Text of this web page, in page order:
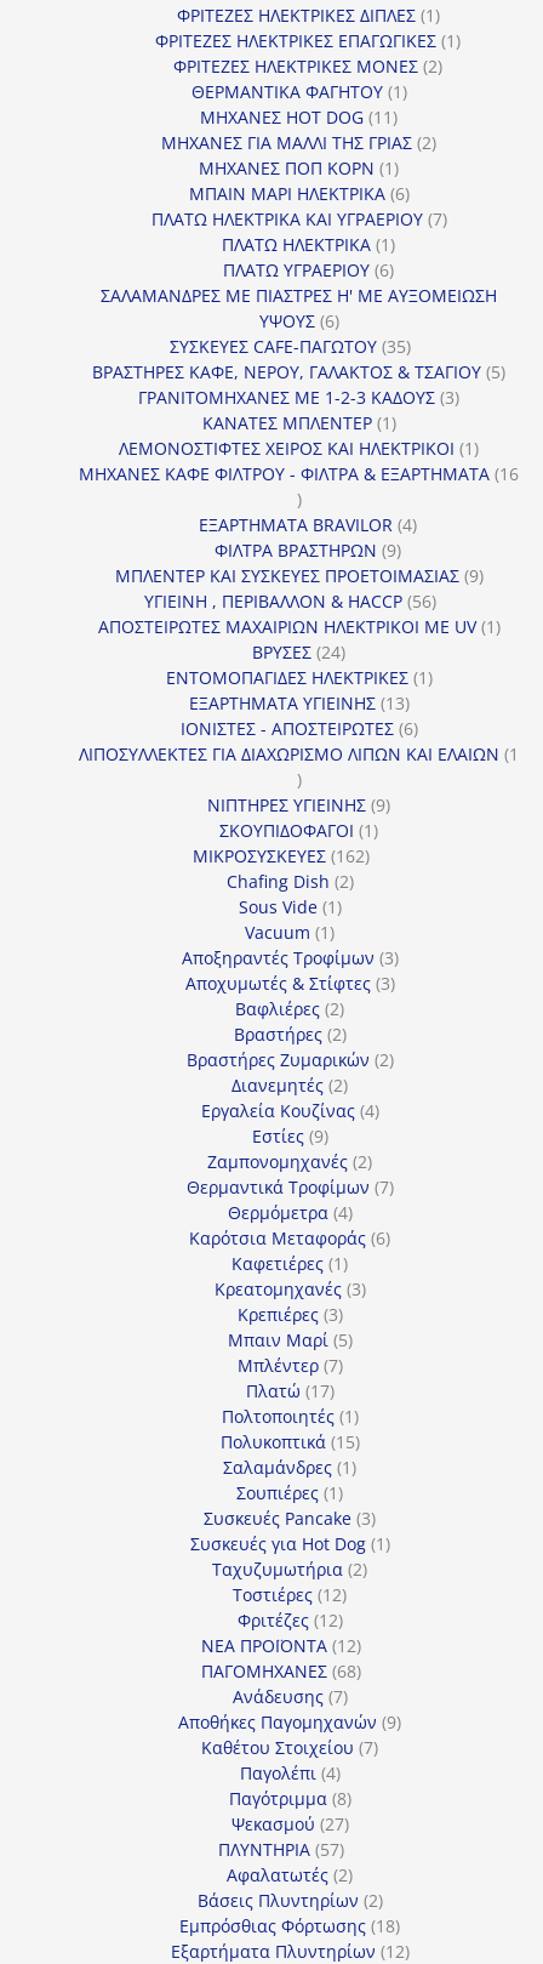
προϊόν
ΦΡΙΤΕΖΕΣ ΗΛΕΚΤΡΙΚΕΣ ΔΙΠΛΕΣ 11
προϊόν
ΦΡΙΤΕΖΕΣ ΗΛΕΚΤΡΙΚΕΣ ΕΠΑΓΩΓΙΚΕΣ 11
ΦΡΙΤΕΖΕΣ ΗΛΕΚΤΡΙΚΕΣ ΜΟΝΕΣ 22
ΘΕΡΜΑΝΤΙΚΑ ΦΑΓΗΤΟΥ 11
ΜΗΧΑΝΕΣ HOT DOG 1111
προϊόντα
ΜΗΧΑΝΕΣ ΓΙΑ ΜΑΛΛΙ ΤΗΣ ΓΡΙΑΣ 22
ΜΗΧΑΝΕΣ ΠΟΠ ΚΟΡΝ 11
προϊόν
ΜΠΑΙΝ ΜΑΡΙ ΗΛΕΚΤΡΙΚΑ 66
προϊόντα
ΠΛΑΤΩ ΗΛΕΚΤΡΙΚΑ ΚΑΙ ΥΓΡΑΕΡΙΟΥ 77
ΠΛΑΤΩ ΗΛΕΚΤΡΙΚΑ 11
προϊόν
ΠΛΑΤΩ ΥΓΡΑΕΡΙΟΥ 66
προϊόντα
ΣΑΛΑΜΑΝΔΡΕΣ ΜΕ ΠΙΑΣΤΡΕΣ Η' ΜΕ ΑΥΞΟΜΕΙΩΣΗ
ΥΨΟΥΣ 66
προϊόντα
ΣΥΣΚΕΥΕΣ CAFE-ΠΑΓΩΤΟΥ 3535
προϊόντα
ΒΡΑΣΤΗΡΕΣ ΚΑΦΕ, ΝΕΡΟΥ, ΓΑΛΑΚΤΟΣ & ΤΣΑΓΙΟΥ 55
ΓΡΑΝΙΤΟΜΗΧΑΝΕΣ ΜΕ 1-2-3 ΚΑΔΟΥΣ 33
ΚΑΝΑΤΕΣ ΜΠΛΕΝΤΕΡ 11
προϊόν
ΛΕΜΟΝΟΣΤΙΦΤΕΣ ΧΕΙΡΟΣ ΚΑΙ ΗΛΕΚΤΡΙΚΟΙ 11
προϊόν
ΜΗΧΑΝΕΣ ΚΑΦΕ ΦΙΛΤΡΟΥ - ΦΙΛΤΡΑ & ΕΞΑΡΤΗΜΑΤΑ 16
16
προϊόντα
ΕΞΑΡΤΗΜΑΤΑ BRAVILOR 44
ΦΙΛΤΡΑ ΒΡΑΣΤΗΡΩΝ 99
προϊόντα
ΜΠΛΕΝΤΕΡ ΚΑΙ ΣΥΣΚΕΥΕΣ ΠΡΟΕΤΟΙΜΑΣΙΑΣ 99
ΥΓΙΕΙΝΗ , ΠΕΡΙΒΑΛΛΟΝ & HACCP 5656
προϊόντα
ΑΠΟΣΤΕΙΡΩΤΕΣ ΜΑΧΑΙΡΙΩΝ ΗΛΕΚΤΡΙΚΟΙ ΜΕ UV 11
ΒΡΥΣΕΣ 2424
προϊόντα
ΕΝΤΟΜΟΠΑΓΙΔΕΣ ΗΛΕΚΤΡΙΚΕΣ 11
ΕΞΑΡΤΗΜΑΤΑ ΥΓΙΕΙΝΗΣ 1313
προϊόντα
ΙΟΝΙΣΤΕΣ - ΑΠΟΣΤΕΙΡΩΤΕΣ 66
προϊόντα
ΛΙΠΟΣΥΛΛΕΚΤΕΣ ΓΙΑ ΔΙΑΧΩΡΙΣΜΟ ΛΙΠΩΝ ΚΑΙ ΕΛΑΙΩΝ 1
1
προϊόν
ΝΙΠΤΗΡΕΣ ΥΓΙΕΙΝΗΣ 99
ΣΚΟΥΠΙΔΟΦΑΓΟΙ 11
ΜΙΚΡΟΣΥΣΚΕΥΕΣ 162162
Chafing Dish 22
Sous Vide 11
Vacuum 11
προϊόν
Αποξηραντές Τροφίμων 33
προϊόντα
Αποχυμωτές & Στίφτες 33
Βαφλιέρες 22
προϊόντα
Βραστήρες 22
προϊόντα
Βραστήρες Ζυμαρικών 22
Διανεμητές 22
προϊόντα
Εργαλεία Κουζίνας 44
Εστίες 99
προϊόντα
Ζαμπονομηχανές 22
προϊόντα
Θερμαντικά Τροφίμων 77
Θερμόμετρα 44
προϊόντα
Καρότσια Μεταφοράς 66
Καφετιέρες 11
προϊόν
Κρεατομηχανές 33
Κρεπιέρες 33
προϊόντα
Μπαιν Μαρί 55
Μπλέντερ 77
Πλατώ 1717
προϊόντα
Πολτοποιητές 11
προϊόν
Πολυκοπτικά 1515
προϊόντα
Σαλαμάνδρες 11
Σουπιέρες 11
προϊόν
Συσκευές Pancake 33
προϊόντα
Συσκευές για Hot Dog 11
Ταχυζυμωτήρια 22
Τοστιέρες 1212
προϊόντα
Φριτέζες 1212
προϊόντα
ΝΕΑ ΠΡΟΪΟΝΤΑ 1212
προϊόντα
ΠΑΓΟΜΗΧΑΝΕΣ 6868
Ανάδευσης 77
προϊόντα
Αποθήκες Παγομηχανών 99
Καθέτου Στοιχείου 77
Παγολέπι 44
προϊόντα
Παγότριμμα 88
προϊόντα
Ψεκασμού 2727
προϊόντα
ΠΛΥΝΤΗΡΙΑ 5757
προϊόντα
Αφαλατωτές 22
προϊόντα
Βάσεις Πλυντηρίων 22
προϊόντα
Εμπρόσθιας Φόρτωσης 1818
προϊόντα
Εξαρτήματα Πλυντηρίων 1212